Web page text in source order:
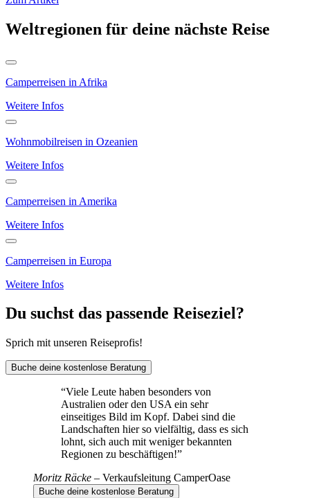
Weltregionen für deine nächste Reise
Camperreisen in Afrika
Weitere Infos
Wohnmobilreisen in Ozeanien
Weitere Infos
Camperreisen in Amerika
Weitere Infos
Camperreisen in Europa
Weitere Infos
Du suchst das passende Reiseziel?
Sprich mit unseren Reiseprofis!
Buche deine kostenlose Beratung
“Viele Leute haben besonders von
Australien oder den USA ein sehr
einseitiges Bild im Kopf. Dabei sind die
Landschaften hier so vielfältig, dass es sich
lohnt, sich auch mit weniger bekannten
Regionen zu beschäftigen!”
Moritz Räcke – Verkaufsleitung CamperOase
Buche deine kostenlose Beratung